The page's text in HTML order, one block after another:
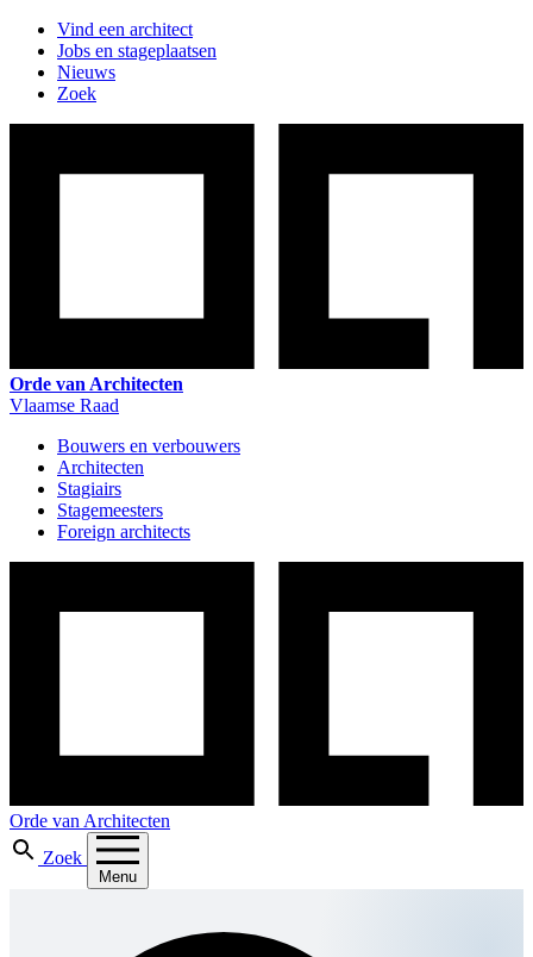
Vind een architect
Jobs en stageplaatsen
Nieuws
Zoek
Orde van Architecten
Vlaamse Raad
Bouwers en verbouwers
Architecten
Stagiairs
Stagemeesters
Foreign architects
Orde van Architecten
Zoek
Menu